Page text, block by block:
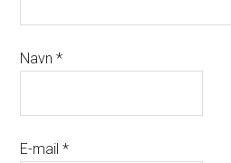
Navn*
E-mail*